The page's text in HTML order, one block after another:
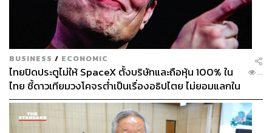
BUSINESS / ECONOMIC
ไทยปิดประตูไม่ให้ SpaceX ตั้งบริษัทและถือหุ้น 100% ใน
ไทย ชี้ดาวเทียมวงโคจรต่ำเป็นเรื่องอธิปไตย ไม่ยอมแลกใน
โต๊ะเจรจาการค้า
...